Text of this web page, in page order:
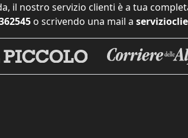
il nostro servizio clienti è a tua
o scrivendo una mail a